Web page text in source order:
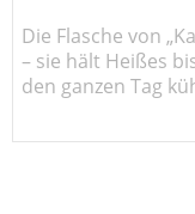
Die Flasche von
– sie hält Heißes
den ganzen Tag